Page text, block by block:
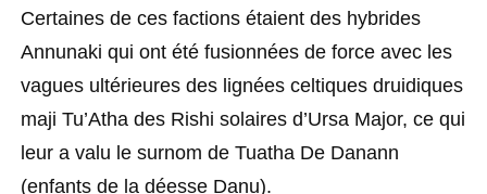
Certaines de ces factions étaient des hybrides
Annunaki qui ont été fusionnées de force avec les
vagues ultérieures des lignées celtiques druidiques
maji Tu’Atha des Rishi solaires d’Ursa Major, ce qui
leur a valu le surnom de Tuatha De Danann
(enfants de la déesse Danu).